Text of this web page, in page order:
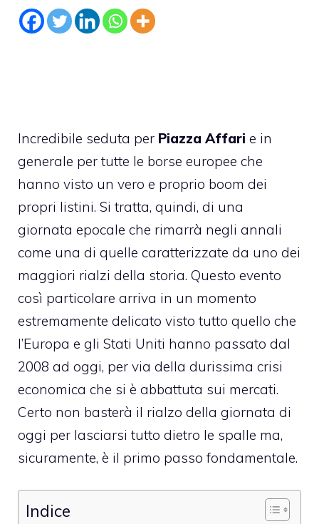
Incredibile seduta per Piazza Affari e in
generale per tutte le borse europee che
hanno visto un vero e proprio boom dei
propri listini. Si tratta, quindi, di una
giornata epocale che rimarrà negli annali
come una di quelle caratterizzate da uno dei
maggiori rialzi della storia. Questo evento
così particolare arriva in un momento
estremamente delicato visto tutto quello che
l’Europa e gli Stati Uniti hanno passato dal
2008 ad oggi, per via della durissima crisi
economica che si è abbattuta sui mercati.
Certo non basterà il rialzo della giornata di
oggi per lasciarsi tutto dietro le spalle ma,
sicuramente, è il primo passo fondamentale.
Indice